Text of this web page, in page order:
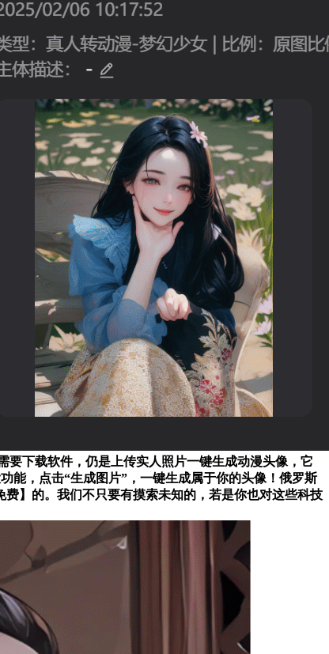
下载软件，仍是上传实人照片一键生成动漫头像，它
能，点击“生成图片”，一键生成属于你的头像！俄罗斯
】的。我们不只要有摸索未知的，若是你也对这些科技